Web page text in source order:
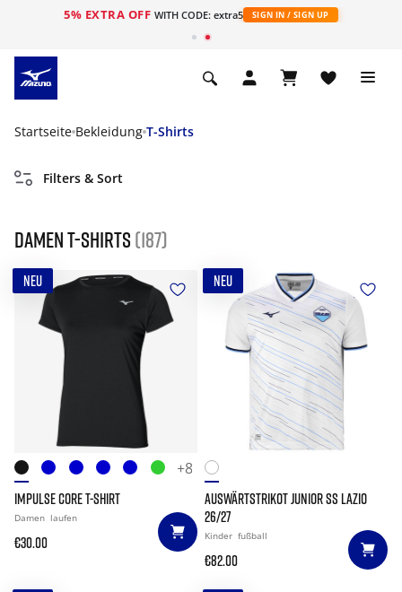
5% EXTRA OFF WITH CODE: extra5 SIGN IN / SIGN UP
Startseite Bekleidung T-Shirts
Filters & Sort
Damen T-Shirts (187)
NEU
+8
IMPULSE CORE T-SHIRT
Damen laufen
€30.00
NEU
AUSWÄRTSTRIKOT JUNIOR SS LAZIO
26/27
Kinder fußball
€82.00